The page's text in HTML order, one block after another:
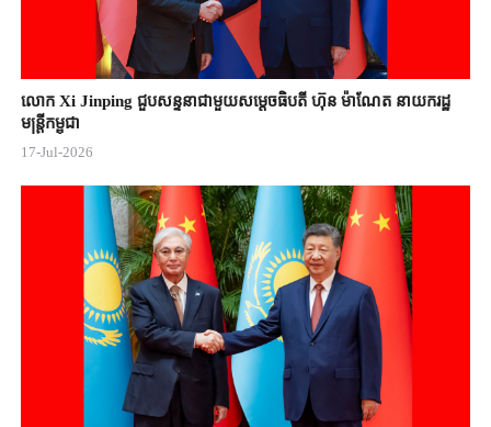
លោក Xi Jinping ជួបសន្ទនាជាមួយសម្តេចធិបតី ហ៊ុន ម៉ាណែត នាយករដ្ឋ
មន្ត្រីកម្ពុជា
17-Jul-2026